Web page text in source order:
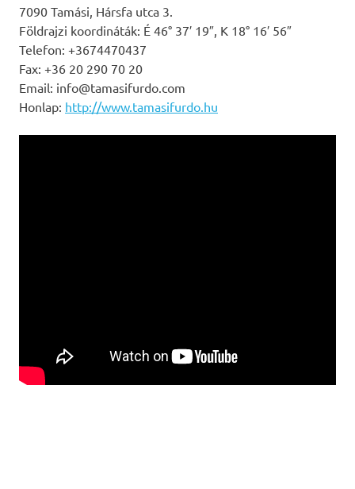
7090 Tamási, Hársfa utca 3.
Földrajzi koordináták: É 46° 37′ 19″, K 18° 16′ 56″
Telefon: +3674470437
Fax: +36 20 290 70 20
Email: info@tamasifurdo.com
Honlap: http://www.tamasifurdo.hu